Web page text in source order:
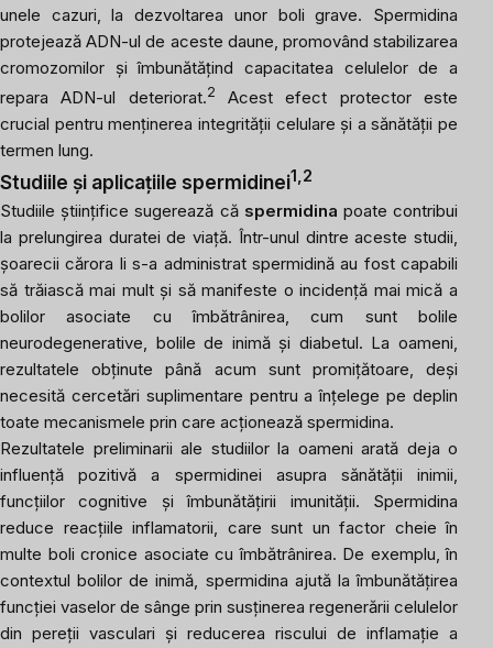
unele cazuri, la dezvoltarea unor boli grave. Spermidina
protejează ADN-ul de aceste daune, promovând stabilizarea
cromozomilor și îmbunătățind capacitatea celulelor de a
repara ADN-ul deteriorat.2
Acest efect protector este
crucial pentru menținerea integrității celulare și a sănătății pe
termen lung.
Studiile și aplicațiile spermidinei1,2
Studiile științifice sugerează că spermidina poate contribui
la prelungirea duratei de viață. Într-unul dintre aceste studii,
șoarecii cărora li s-a administrat spermidină au fost capabili
să trăiască mai mult și să manifeste o incidență mai mică a
bolilor asociate cu îmbătrânirea, cum sunt bolile
neurodegenerative, bolile de inimă și diabetul. La oameni,
rezultatele obținute până acum sunt promițătoare, deși
necesită cercetări suplimentare pentru a înțelege pe deplin
toate mecanismele prin care acționează spermidina.
Rezultatele preliminarii ale studiilor la oameni arată deja o
influență pozitivă a spermidinei asupra sănătății inimii,
funcțiilor cognitive și îmbunătățirii imunității. Spermidina
reduce reacțiile inflamatorii, care sunt un factor cheie în
multe boli cronice asociate cu îmbătrânirea. De exemplu, în
contextul bolilor de inimă, spermidina ajută la îmbunătățirea
funcției vaselor de sânge prin susținerea regenerării celulelor
din pereții vasculari și reducerea riscului de inflamație a